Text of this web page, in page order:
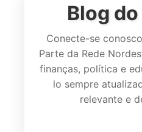
Blog
Conecte-se
Parte da Rede
finanças, política e
lo sempre
relevante e